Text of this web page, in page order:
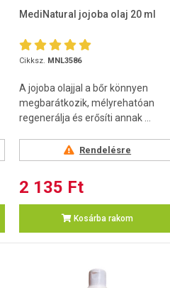
MediNatural jojoba olaj 20 ml
Cikksz. MNL3586
A jojoba olajjal a bőr könnyen
megbarátkozik, mélyrehatóan
regenerálja és erősíti annak ...
Rendelésre
2 135 Ft
Kosárba rakom